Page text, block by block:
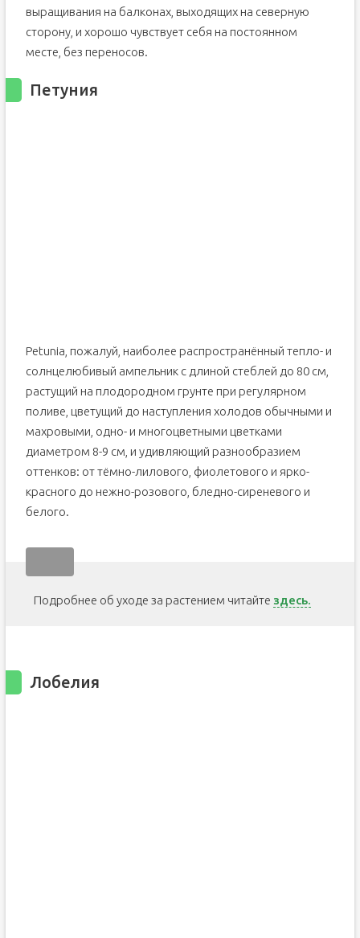
выращивания на балконах, выходящих на северную
сторону, и хорошо чувствует себя на постоянном
месте, без переносов.
Петуния
Petunia, пожалуй, наиболее распространённый тепло- и
солнцелюбивый ампельник с длиной стеблей до 80 см,
растущий на плодородном грунте при регулярном
поливе, цветущий до наступления холодов обычными и
махровыми, одно- и многоцветными цветками
диаметром 8-9 см, и удивляющий разнообразием
оттенков: от тёмно-лилового, фиолетового и ярко-
красного до нежно-розового, бледно-сиреневого и
белого.
Подробнее об уходе за растением читайте здесь.
Лобелия